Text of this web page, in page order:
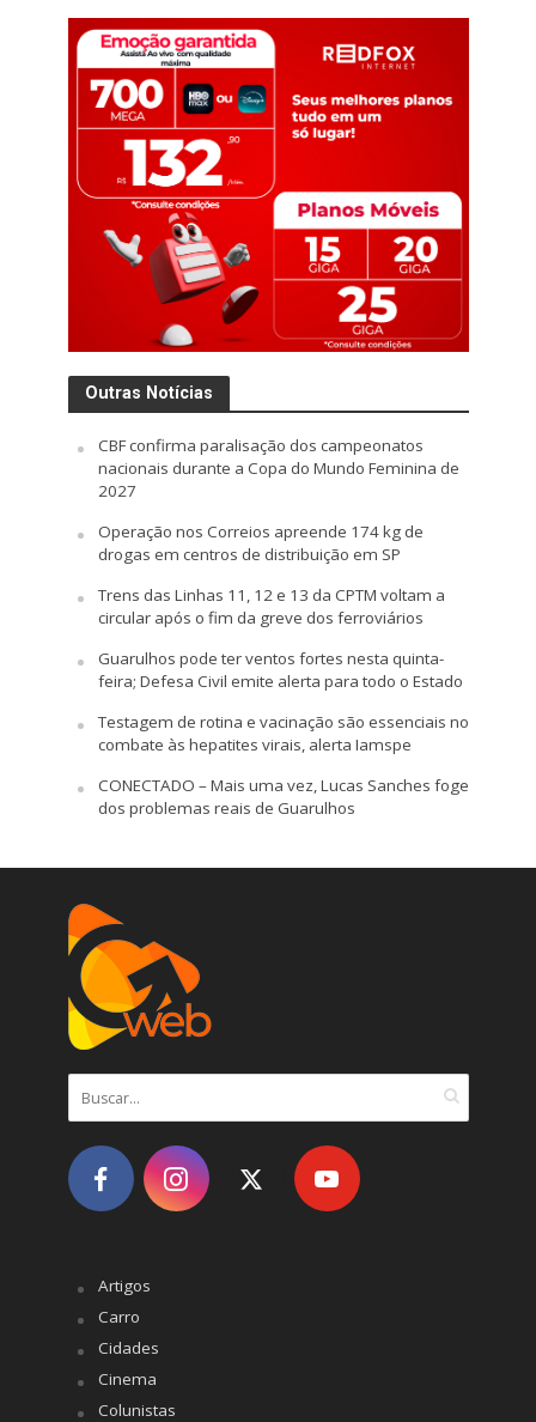
Outras Notícias
CBF confirma paralisação dos campeonatos
nacionais durante a Copa do Mundo Feminina de
2027
Operação nos Correios apreende 174 kg de
drogas em centros de distribuição em SP
Trens das Linhas 11, 12 e 13 da CPTM voltam a
circular após o fim da greve dos ferroviários
Guarulhos pode ter ventos fortes nesta quinta-
feira; Defesa Civil emite alerta para todo o Estado
Testagem de rotina e vacinação são essenciais no
combate às hepatites virais, alerta Iamspe
CONECTADO – Mais uma vez, Lucas Sanches foge
dos problemas reais de Guarulhos
Artigos
Carro
Cidades
Cinema
Colunistas